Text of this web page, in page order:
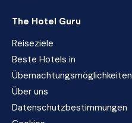
The Hotel Guru
Reiseziele
Beste Hotels in
Übernachtungsmöglichkeiten
Über uns
Datenschutzbestimmungen